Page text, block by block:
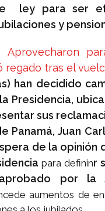
ley para ser
y
Aprovecharon
regado tras el
han decidido
Presidencia,
sus
Panamá, Juan
de la opinión
para defininr
por la
aumentos de